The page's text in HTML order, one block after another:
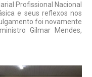
Profissional Nacional
e seus reflexos nos
foi novamente
Gilmar Mendes,